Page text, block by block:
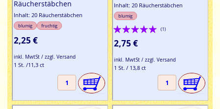
Räucherstäbchen
Inhalt: 20 Räucherstäbchen
blumig fruchtig
2,25 €
inkl. MwtSt / zzgl. Versand
1 St. /11,3 ct
Inhalt: 20 Räucherstäbchen
blumig
Bewertung:
100%
(1)
2,75 €
inkl. MwtSt / zzgl. Versand
1 St. / 13,8 ct